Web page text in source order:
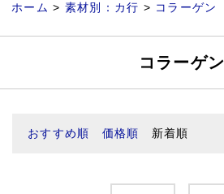
ホーム > 素材別：カ行 > コラーゲン
コラーゲン
おすすめ順 価格順 新着順